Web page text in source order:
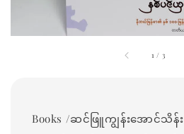
1 / 3
Books /ဆင်ဖြူကျွန်းအောင်သိန်း